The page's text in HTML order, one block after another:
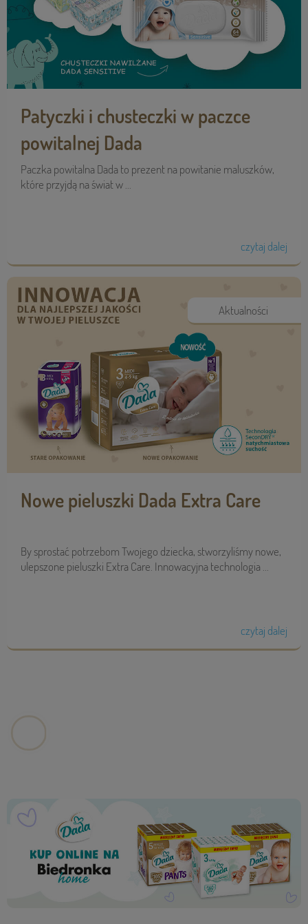
Patyczki i chusteczki w paczce
powitalnej Dada
Paczka powitalna Dada to prezent na powitanie maluszków,
które przyjdą na świat w ...
czytaj dalej
Aktualności
Nowe pieluszki Dada Extra Care
By sprostać potrzebom Twojego dziecka, stworzyliśmy nowe,
ulepszone pieluszki Extra Care. Innowacyjna technologia ...
czytaj dalej